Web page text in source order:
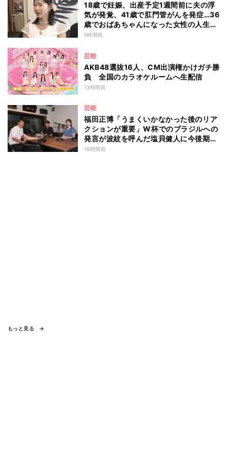
18歳で妊娠、出産予定1週間前に夫の浮
気が発覚、41歳で肛門管がんを発症…36
歳でおばあちゃんになった女性の人生に
島田珠代も思わず涙 『愛のハイエナ
5時間前
芸能
AKB48選抜16人、CM出演権かけガチ勝
負 全国のカラオケルームへ生配信
13時間前
芸能
福田正博「うまくいかなかった後のリア
クションが重要」W杯でのブラジルへの
発言が波紋を呼んだ塩貝健人に今後期待
することは？
16時間前
もっと見る